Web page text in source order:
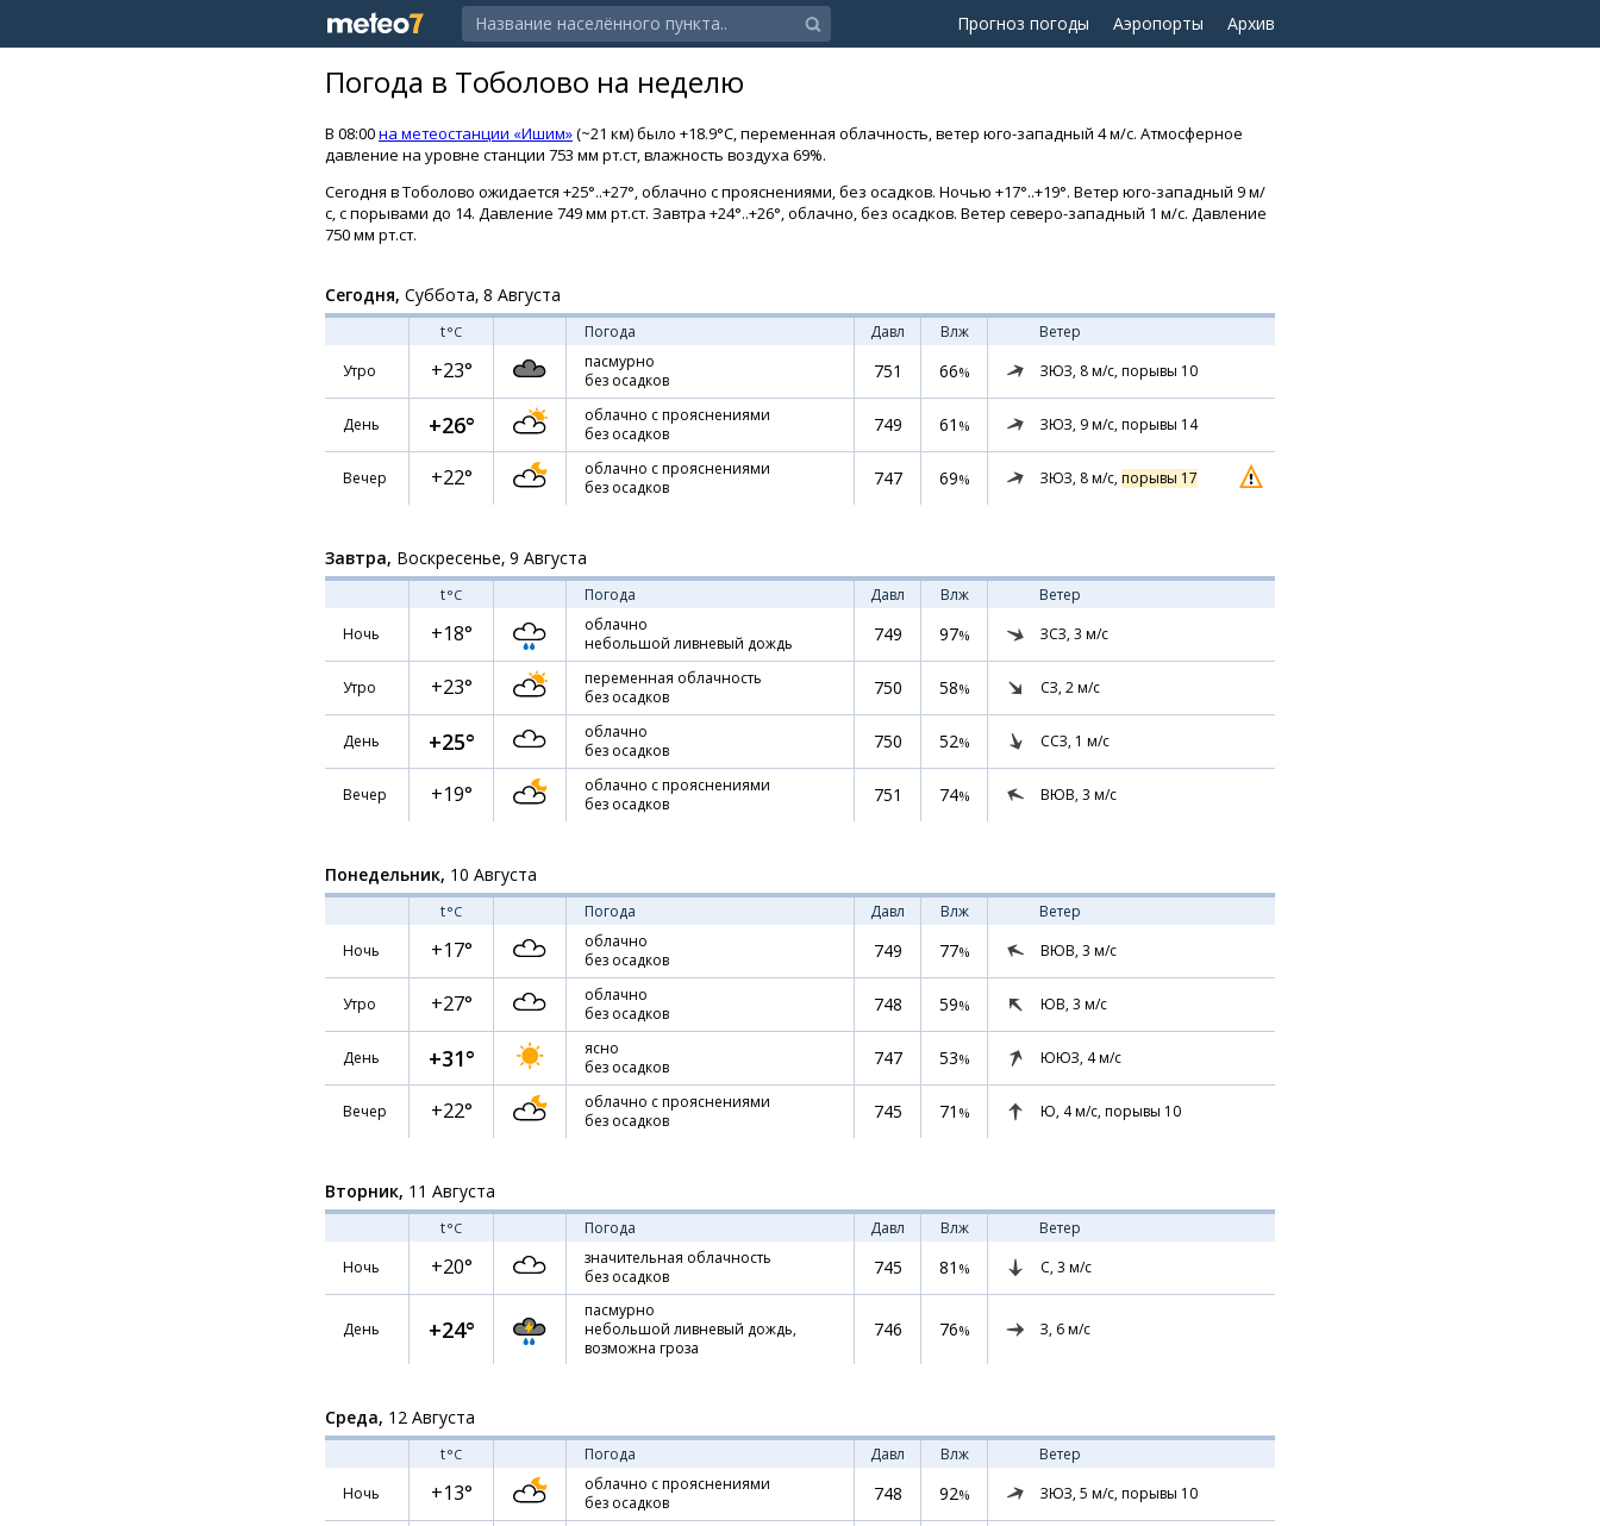
Прогноз погоды Аэропорты Архив
Погода в Тоболово на неделю
В 08:00на метеостанции «Ишим»(~21 км) было +18.9°C, переменная облачность, ветер юго-западный 4 м/с. Атмосферное
давление на уровне станции 753 мм рт.ст, влажность воздуха 69%.
Сегодня в Тоболово ожидается +25°..+27°, облачно с прояснениями, без осадков. Ночью +17°..+19°. Ветер юго-западный 9 м/
с, с порывами до 14. Давление 749 мм рт.ст. Завтра +24°..+26°, облачно, без осадков. Ветер северо-западный 1 м/с. Давление
750 мм рт.ст.
Сегодня, Суббота, 8 Августа
t°C Погода Давл Влж
Ветер
Утро
+23°
пасмурно
без осадков
751 66% ЗЮЗ, 8м/с, порывы 10
День +26°
облачно с прояснениями
без осадков
749 61 % ЗЮЗ, 9м/с, порывы 14
Вечер +22°
облачно с прояснениями
без осадков
747 69% ЗЮЗ, 8м/с, порывы 17
Завтра, Воскресенье, 9 Августа
t°C Погода Давл Влж
Ветер
Ночь
+18°
облачно
небольшой ливневый дождь
749 97% ЗСЗ, 3 м/с
Утро +23°
переменная облачность
без осадков
750 58% СЗ, 2м/с
День +25°
облачно
без осадков
750 52% ССЗ, 1 м/с
Вечер +19°
облачно с прояснениями
без осадков
751 74% ВЮВ, 3 м/с
Понедельник, 10 Августа
t°C Погода Давл Влж
Ветер
Ночь
+17°
облачно
без осадков
749 77% ВЮВ, 3 м/с
Утро +27°
облачно
без осадков
748 59% ЮВ, 3 м/с
День +31°
ясно
без осадков
747 53% ЮЮЗ, 4м/с
Вечер +22°
облачно с прояснениями
без осадков
745 71 % Ю, 4м/с, порывы 10
Вторник, 11 Августа
t°C Погода Давл Влж
Ветер
Ночь
+20°
значительная облачность
без осадков
745 81 % С, 3 м/с
День +24°
пасмурно
небольшой ливневый дождь,
возможна гроза
746 76% З, 6м/с
Среда, 12 Августа
t°C Погода Давл Влж
Ветер
Ночь
+13°
облачно с прояснениями
без осадков
748 92% ЗЮЗ, 5 м/с, порывы 10